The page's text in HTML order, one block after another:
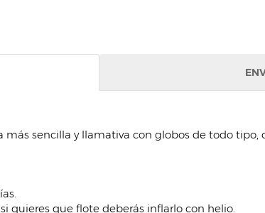
sencilla y llamativa con globos de todo tipo,
quieres que flote deberás inflarlo con helio.